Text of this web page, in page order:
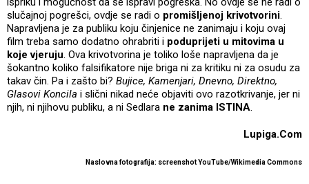
slučajnoj pogrešci, ovdje se radi o promišljenoj krivotvorini.
Napravljena je za publiku koju činjenice ne zanimaju i koju ovaj
film treba samo dodatno ohrabriti i poduprijeti u mitovima u
koje vjeruju. Ova krivotvorina je toliko loše napravljena da je
šokantno koliko falsifikatore nije briga ni za kritiku ni za osudu za
takav čin. Pa i zašto bi? Bujice, Kamenjari, Dnevno, Direktno,
Glasovi Koncila i slični nikad neće objaviti ovo razotkrivanje, jer ni
njih, ni njihovu publiku, a ni Sedlara ne zanima ISTINA.
Lupiga.Com
Naslovna fotografija: screenshot YouTube/Wikimedia Commons